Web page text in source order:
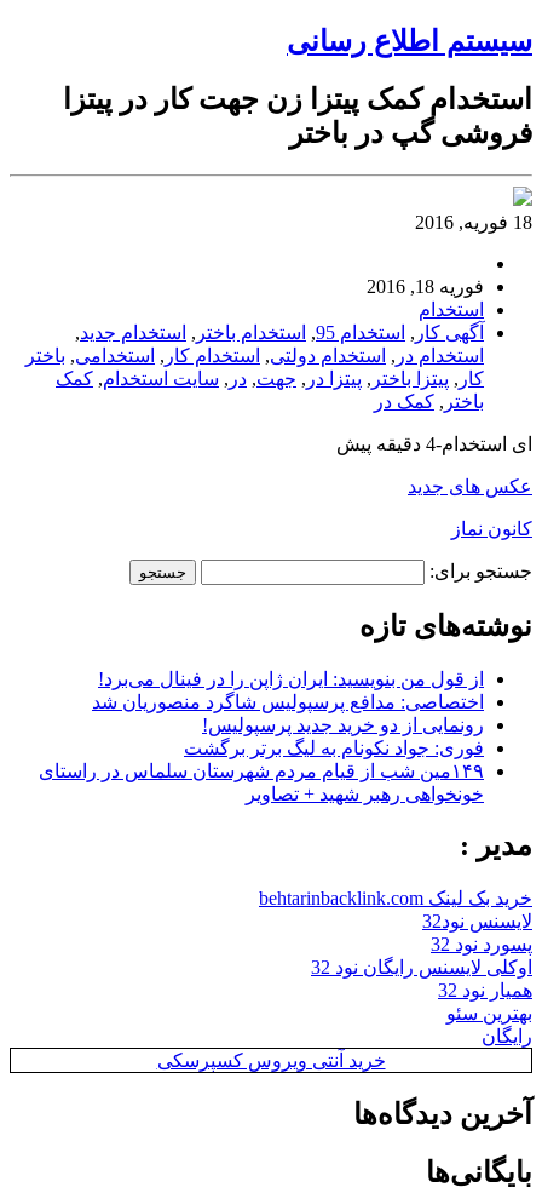
سیستم اطلاع رسانی
استخدام کمک پیتزا زن جهت کار در پیتزا
فروشی گپ در باختر
18 فوریه, 2016
فوریه 18, 2016
استخدام
آگهی کار , استخدام 95 , استخدام باختر , استخدام جدید,
استخدام در , استخدام دولتی, استخدام کار , استخدامی, باختر
کار , پیتزا باختر , پیتزا در , جهت, در , سایت استخدام, کمک
باختر , کمک در
ای استخدام-4 دقیقه پیش
عکس های جدید
کانون نماز
جستجو برای:
نوشته‌های تازه
از قول من بنویسید: ایران ژاپن را در فینال می‌برد!
اختصاصی: مدافع پرسپولیس شاگرد منصوریان شد
رونمایی از دو خرید جدید پرسپولیس!
فوری: جواد نکونام به لیگ برتر برگشت
۱۴۹مین شب از قیام مردم شهرستان سلماس در راستای
خونخواهی رهبر شهید + تصاویر
مدیر :
خرید بک لینک behtarinbacklink.com
لایسنس نود32
پسورد نود 32
اوکلی لایسنس رایگان نود 32
همیار نود 32
بهترین سئو
رایگان
خرید آنتی ویروس کسپرسکی
آخرین دیدگاه‌ها
بایگانی‌ها